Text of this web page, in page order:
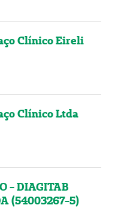
Clínico Eireli
Clínico Ltda
- DIAGITAB
(54003267-5)